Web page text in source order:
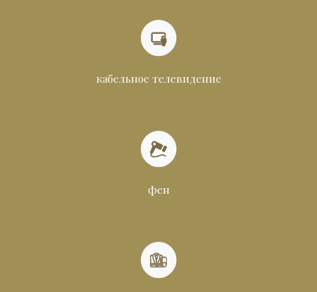
кабельное телевидение
фен